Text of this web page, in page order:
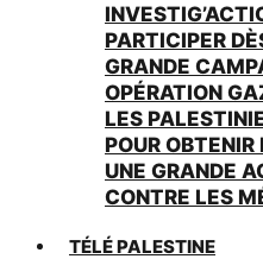
PARTICIPER
GRANDE
OPÉRATION
LES
POUR OBTENIR
UNE GRANDE
CONTRE LES
TÉLÉ PALESTINE